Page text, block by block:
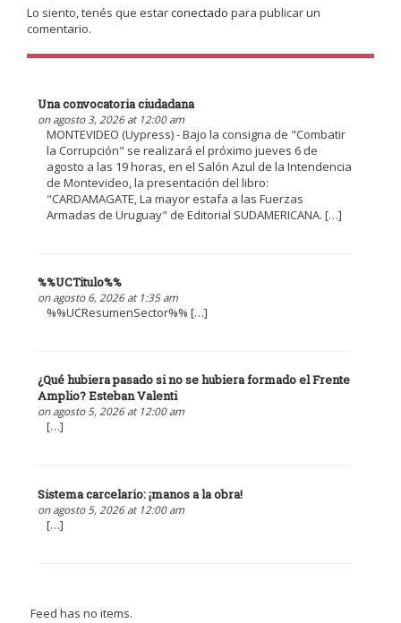
Lo siento, tenés que estarconectado para publicar un
comentario.
Una convocatoria ciudadana
on agosto 3, 2026 at 12:00 am
MONTEVIDEO (Uypress) - Bajo la consigna de "Combatir
la Corrupción" se realizará el próximo jueves 6 de
agosto a las 19 horas, en el Salón Azul de la Intendencia
de Montevideo, la presentación del libro:
"CARDAMAGATE, La mayor estafa a las Fuerzas
Armadas de Uruguay" de Editorial SUDAMERICANA. […]
%%UCTitulo%%
on agosto 6, 2026 at 1:35 am
%%UCResumenSector%% […]
¿Qué hubiera pasado si no se hubiera formado el Frente
Amplio? Esteban Valenti
on agosto 5, 2026 at 12:00 am
[…]
Sistema carcelario: ¡manos a la obra!
on agosto 5, 2026 at 12:00 am
[…]
Feed has no items.